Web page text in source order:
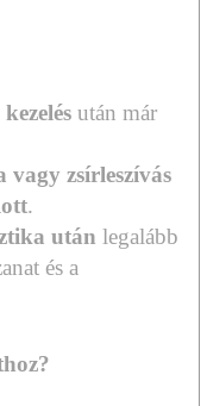
után már
vagy zsírleszívás
.
után legalább
és a